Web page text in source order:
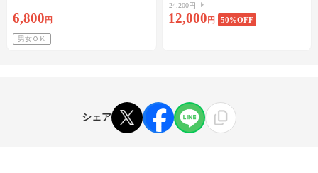
6,800 円
男女ＯＫ
24,200円
12,000 円 50%OFF
シェア